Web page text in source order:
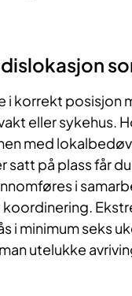
korrekt posisjon
eller sykehus.
med
satt på plass får
i
i minimum seks
utelukke